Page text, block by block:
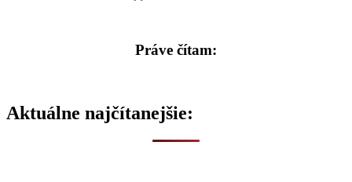
Práve čítam:
Aktuálne najčítanejšie: